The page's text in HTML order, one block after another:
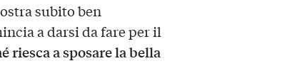
subito ben
a darsi da fare per il
riesca a sposare la bella